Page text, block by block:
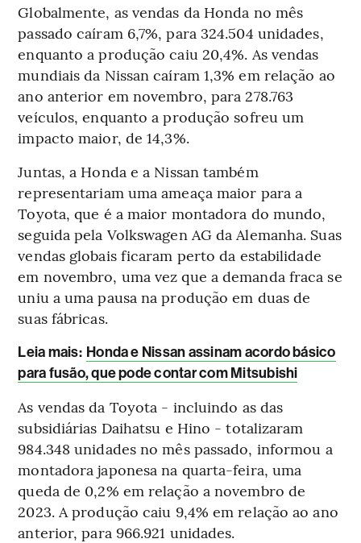
Globalmente, as vendas da Honda no mês
passado caíram 6,7%, para 324.504 unidades,
enquanto a produção caiu 20,4%. As vendas
mundiais da Nissan caíram 1,3% em relação ao
ano anterior em novembro, para 278.763
veículos, enquanto a produção sofreu um
impacto maior, de 14,3%.
Juntas, a Honda e a Nissan também
representariam uma ameaça maior para a
Toyota, que é a maior montadora do mundo,
seguida pela Volkswagen AG da Alemanha. Suas
vendas globais ficaram perto da estabilidade
em novembro, uma vez que a demanda fraca se
uniu a uma pausa na produção em duas de
suas fábricas.
Leia mais: Honda e Nissan assinam acordo básico
para fusão, que pode contar com Mitsubishi
As vendas da Toyota - incluindo as das
subsidiárias Daihatsu e Hino - totalizaram
984.348 unidades no mês passado, informou a
montadora japonesa na quarta-feira, uma
queda de 0,2% em relação a novembro de
2023. A produção caiu 9,4% em relação ao ano
anterior, para 966.921 unidades.